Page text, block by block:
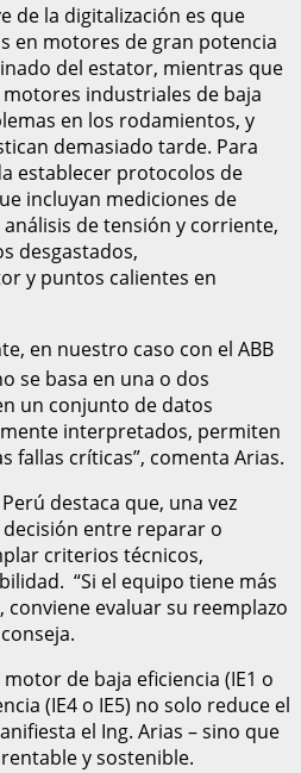
de la digitalización es que
en motores de gran potencia
del estator, mientras que
industriales de baja
en los rodamientos, y
demasiado tarde. Para
establecer protocolos de
incluyan mediciones de
de tensión y corriente,
desgastados,
y puntos calientes en
en nuestro caso con el ABB
se basa en una o dos
un conjunto de datos
interpretados, permiten
fallas críticas”, comenta Arias.
destaca que, una vez
entre reparar o
criterios técnicos,
“Si el equipo tiene más
conviene evaluar su reemplazo
de baja eficiencia (IE1 o
(IE4 o IE5) no solo reduce el
el Ing. Arias – sino que
y sostenible.